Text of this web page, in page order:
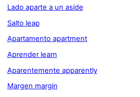
Lado aparte a un aside
Salto leap
Apartamento apartment
Aprender learn
Aparentemente apparently
Margen margin